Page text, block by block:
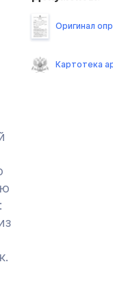
Оригинал
Картотека